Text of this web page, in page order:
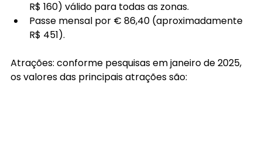
R$ 160) válido para todas as zonas.
Passe mensal por € 86,40 (aproximadamente
R$ 451).
Atrações: conforme pesquisas em janeiro de 2025,
os valores das principais atrações são: